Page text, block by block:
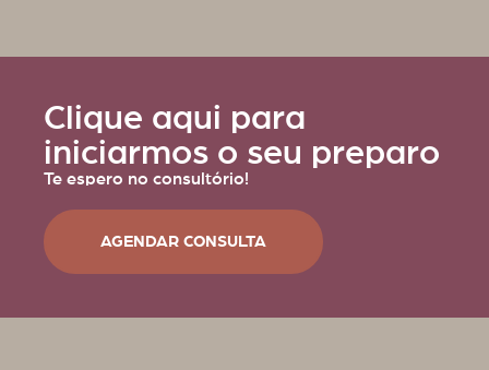
Clique aqui para
iniciarmos o seu preparo
Te espero no consultório!
AGENDAR CONSULTA